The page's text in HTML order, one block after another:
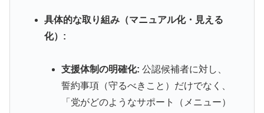
具体的な取り組み（マニュアル化・見える
化）:
支援体制の明確化: 公認候補者に対し、
誓約事項（守るべきこと）だけでなく、
「党がどのようなサポート（メニュー）